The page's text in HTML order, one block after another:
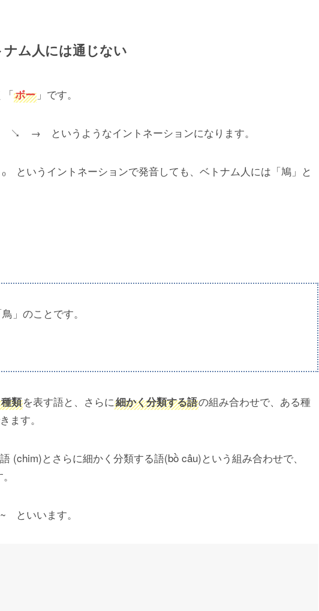
ム人には通じない
「ボー 」です。
というようなイントネーションになります。
うイントネーションで発音しても、ベトナム人には「鳩」と
」のことです。
種類を表す語と、さらに細かく分類する語の組み合わせで、ある種
ます。
(chim)とさらに細かく分類する語(bồ câu)という組み合わせで、
といいます。